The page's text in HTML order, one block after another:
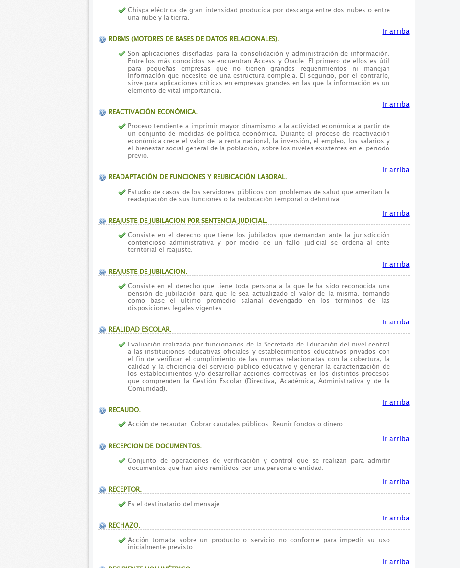
Chispa eléctrica de gran intensidad producida por descarga entre dos nubes o entre
una nube y la tierra.
Ir arriba
RDBMS (MOTORES DE BASES DE DATOS RELACIONALES).
Son aplicaciones diseñadas para la consolidación y administración de información.
Entre los más conocidos se encuentran Access y Oracle. El primero de ellos es útil
para pequeñas empresas que no tienen grandes requerimientos ni manejan
información que necesite de una estructura compleja. El segundo, por el contrario,
sirve para aplicaciones críticas en empresas grandes en las que la información es un
elemento de vital importancia.
Ir arriba
REACTIVACIÓN ECONÓMICA.
Proceso tendiente a imprimir mayor dinamismo a la actividad económica a partir de
un conjunto de medidas de política económica. Durante el proceso de reactivación
económica crece el valor de la renta nacional, la inversión, el empleo, los salarios y
el bienestar social general de la población, sobre los niveles existentes en el periodo
previo.
Ir arriba
READAPTACIÓN DE FUNCIONES Y REUBICACIÓN LABORAL.
Estudio de casos de los servidores públicos con problemas de salud que ameritan la
readaptación de sus funciones o la reubicación temporal o definitiva.
Ir arriba
REAJUSTE DE JUBILACION POR SENTENCIA JUDICIAL.
Consiste en el derecho que tiene los jubilados que demandan ante la jurisdicción
contencioso administrativa y por medio de un fallo judicial se ordena al ente
territorial el reajuste.
Ir arriba
REAJUSTE DE JUBILACION.
Consiste en el derecho que tiene toda persona a la que le ha sido reconocida una
pensión de jubilación para que le sea actualizado el valor de la misma, tomando
como base el ultimo promedio salarial devengado en los términos de las
disposiciones legales vigentes.
Ir arriba
REALIDAD ESCOLAR.
Evaluación realizada por funcionarios de la Secretaría de Educación del nivel central
a las instituciones educativas oficiales y establecimientos educativos privados con
el fin de verificar el cumplimiento de las normas relacionadas con la cobertura, la
calidad y la eficiencia del servicio público educativo y generar la caracterización de
los establecimientos y/o desarrollar acciones correctivas en los distintos procesos
que comprenden la Gestión Escolar (Directiva, Académica, Administrativa y de la
Comunidad).
Ir arriba
RECAUDO.
Acción de recaudar. Cobrar caudales públicos. Reunir fondos o dinero.
Ir arriba
RECEPCION DE DOCUMENTOS.
Conjunto de operaciones de verificación y control que se realizan para admitir
documentos que han sido remitidos por una persona o entidad.
Ir arriba
RECEPTOR.
Es el destinatario del mensaje.
Ir arriba
RECHAZO.
Acción tomada sobre un producto o servicio no conforme para impedir su uso
inicialmente previsto.
Ir arriba